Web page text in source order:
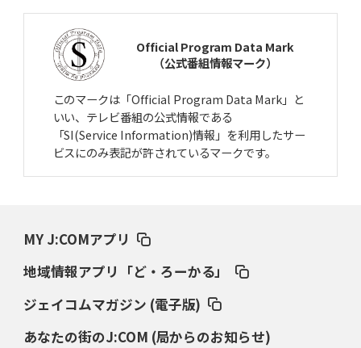
Official Program Data Mark
（公式番組情報マーク）
このマークは「Official Program Data Mark」と
いい、テレビ番組の公式情報である
「SI(Service Information)情報」を利用したサー
ビスにのみ表記が許されているマークです。
MY J:COMアプリ
地域情報アプリ「ど・ろーかる」
ジェイコムマガジン (電子版)
あなたの街のJ:COM (局からのお知らせ)